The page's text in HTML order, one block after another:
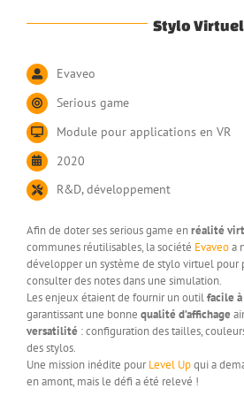
Stylo Virtuel
Evaveo
Serious game
Module pour applications en VR
2020
R&D, développement
Afin de doter ses serious game enréalité
communes réutilisables, la société Evaveoa
développer un système de stylo virtuel pour
consulter des notes dans une simulation.
Les enjeux étaient de fournir un outilfacile
garantissant une bonne qualité d’affichage
versatilité : configuration des tailles,
des stylos.
Une mission inédite pourLevel Upqui a
en amont, mais le défi a été relevé !